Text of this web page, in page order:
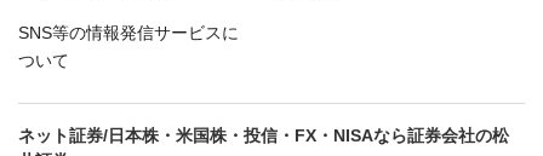
SNS等の情報発信サービスに
ついて
ネット証券/日本株・米国株・投信・FX・NISAなら証券会社の松